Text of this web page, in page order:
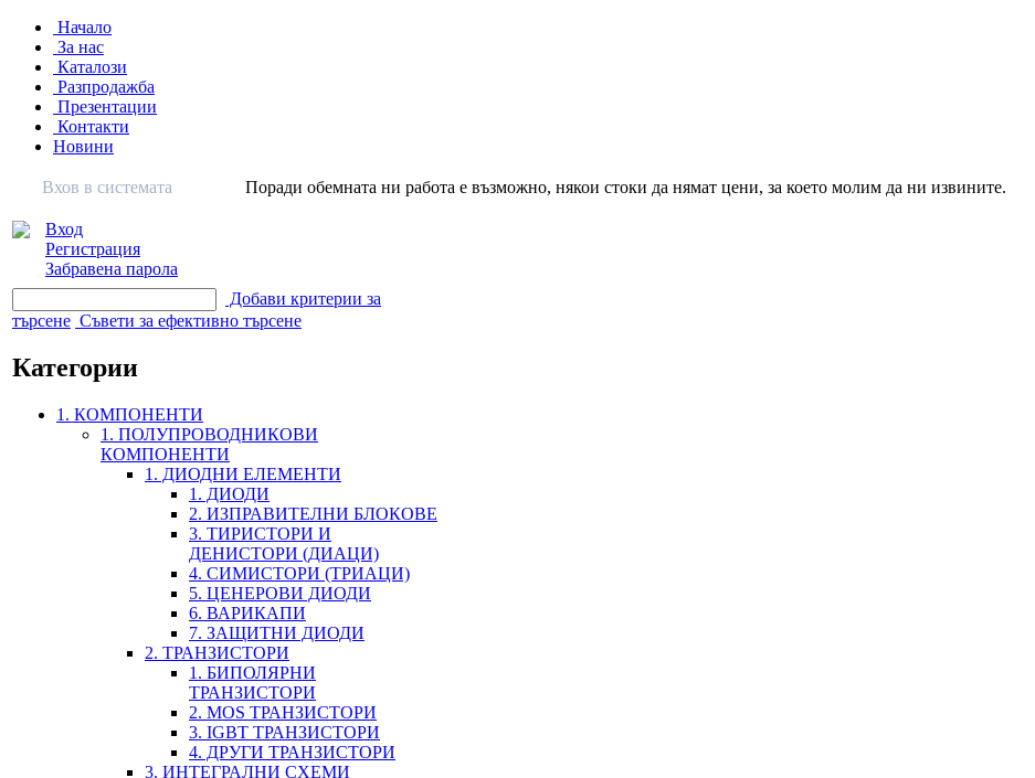
Начало
За нас
Каталози
Разпродажба
Презентации
Контакти
Новини
Вхов в системата
Вход
Регистрация
Забравена парола
Поради обемната ни работа е възможно, някои стоки да нямат цени, за което молим да ни извините.
Добави критерии за
търсене Съвети за ефективно търсене
Категории
1. КОМПОНЕНТИ
1. ПОЛУПРОВОДНИКОВИ
КОМПОНЕНТИ
1. ДИОДНИ ЕЛЕМЕНТИ
1. ДИОДИ
2. ИЗПРАВИТЕЛНИ БЛОКОВЕ
3. ТИРИСТОРИ И
ДЕНИСТОРИ (ДИАЦИ)
4. СИМИСТОРИ (ТРИАЦИ)
5. ЦЕНЕРОВИ ДИОДИ
6. ВАРИКАПИ
7. ЗАЩИТНИ ДИОДИ
2. ТРАНЗИСТОРИ
1. БИПОЛЯРНИ
ТРАНЗИСТОРИ
2. MOS ТРАНЗИСТОРИ
3. IGBT ТРАНЗИСТОРИ
4. ДРУГИ ТРАНЗИСТОРИ
3. ИНТЕГРАЛНИ СХЕМИ